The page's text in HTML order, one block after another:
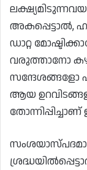
അകപ്പെട്ടാൽ,
ഡാറ്റ
വരുത്താനോ
സന്ദേശങ്ങളോ
ആയ